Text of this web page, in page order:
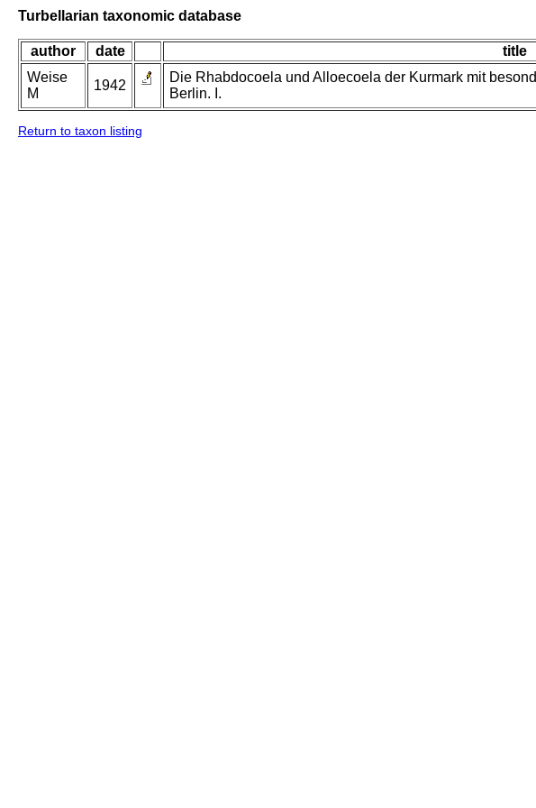
Turbellarian taxonomic database
author date title
Weise
M
1942
Die Rhabdocoela und Alloecoela der Kurmark mit
Berlin. I.
Return to taxon listing